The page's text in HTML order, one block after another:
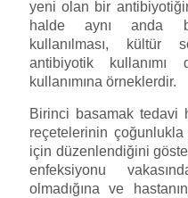
yeni olan bir
halde aynı anda
kullanılması, kültür
antibiyotik kullanımı
kullanımına örneklerdir.
Birinci basamak tedavi
reçetelerinin
için düzenlendiğini
enfeksiyonu
olmadığına ve